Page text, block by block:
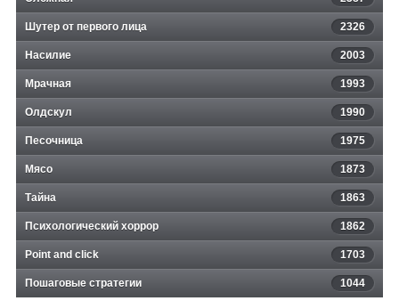
Шутер от первого лица 2326
Насилие 2003
Мрачная 1993
Олдскул 1990
Песочница 1975
Мясо 1873
Тайна 1863
Психологический хоррор 1862
Point and click 1703
Пошаговые стратегии 1044